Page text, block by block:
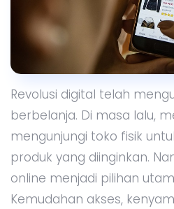
Revolusi digital telah
berbelanja. Di masa lalu,
mengunjungi toko fisik
produk yang diinginkan.
online menjadi pilihan
Kemudahan akses,